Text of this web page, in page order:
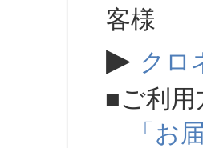
客様
▶ クロ
■ご利用
「お